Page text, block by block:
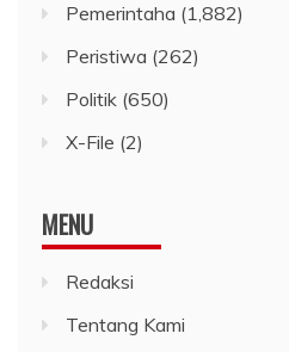
Pemerintaha (1,882)
Peristiwa (262)
Politik (650)
X-File (2)
MENU
Redaksi
Tentang Kami